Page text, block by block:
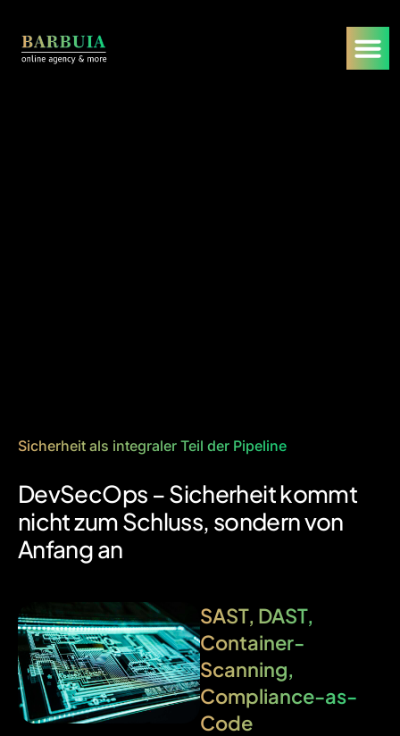
Sicherheit als integraler Teil der Pipeline
DevSecOps – Sicherheit kommt
nicht zum Schluss, sondern von
Anfang an
SAST, DAST,
Container-
Scanning,
Compliance-as-
Code